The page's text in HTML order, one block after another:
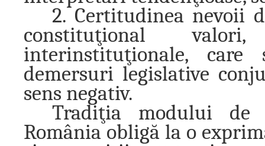
2. Certitudinea nevoii
constituţional
interinstituţionale,
demersuri legislative
sens negativ.
Tradiţia modului de
România obligă la o